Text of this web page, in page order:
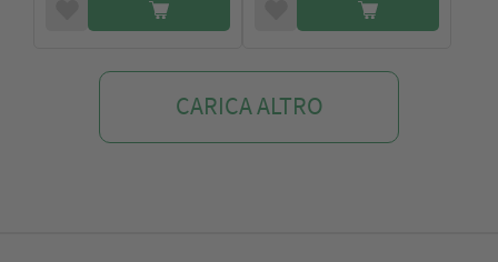
CARICA ALTRO